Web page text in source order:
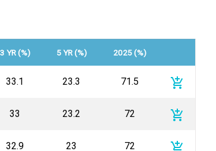
3 YR (%) 5 YR (%) 2025 (%)
33.1 23.3 71.5 add_shopping_cart
33 23.2 72 add_shopping_cart
32.9 23 72 add_shopping_cart